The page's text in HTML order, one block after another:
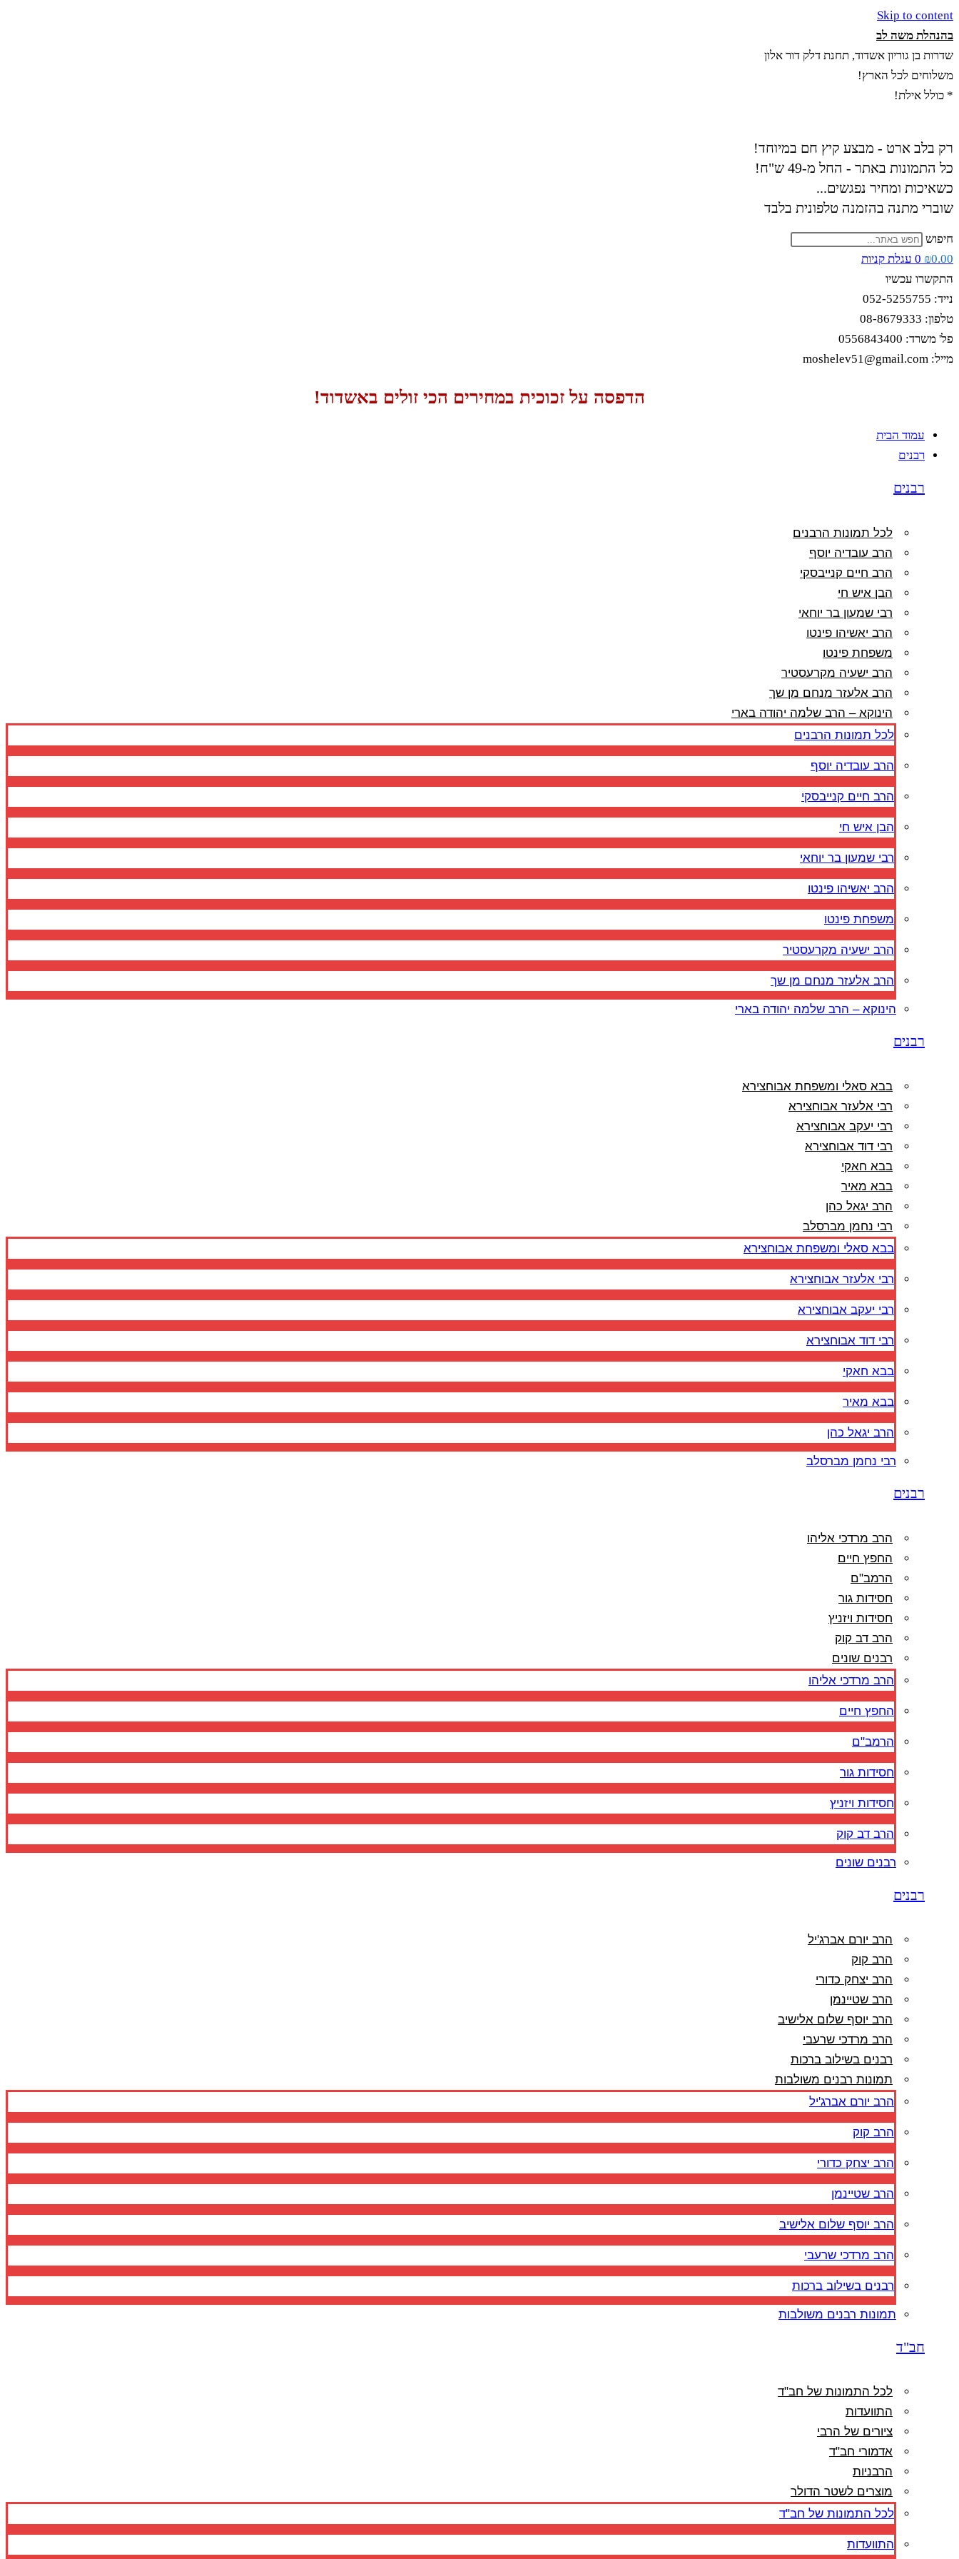
Skip to content
בהנהלת משה לב
שדרות בן גוריון אשדוד, תחנת דלק דור אלון
משלוחים לכל הארץ!
* כולל אילת!
רק בלב ארט - מבצע קיץ חם במיוחד!
כל התמונות באתר - החל מ-49 ש"ח!
כשאיכות ומחיר נפגשים...
שוברי מתנה בהזמנה טלפונית בלבד
חיפוש
₪0.00
0 עגלת קניות
התקשרו עכשיו
נייד: 052-5255755
טלפון: 08-8679333
פל' משרד: 0556843400
מייל: moshelev51@gmail.com
הדפסה על זכוכית במחירים הכי זולים באשדוד!
עמוד הבית
רבנים
רבנים
לכל תמונות הרבנים
הרב עובדיה יוסף
הרב חיים קנייבסקי
הבן איש חי
רבי שמעון בר יוחאי
הרב יאשיהו פינטו
משפחת פינטו
הרב ישעיה מקרעסטיר
הרב אלעזר מנחם מן שך
הינוקא – הרב שלמה יהודה בארי
לכל תמונות הרבנים
הרב עובדיה יוסף
הרב חיים קנייבסקי
הבן איש חי
רבי שמעון בר יוחאי
הרב יאשיהו פינטו
משפחת פינטו
הרב ישעיה מקרעסטיר
הרב אלעזר מנחם מן שך
הינוקא – הרב שלמה יהודה בארי
רבנים
בבא סאלי ומשפחת אבוחצירא
רבי אלעזר אבוחצירא
רבי יעקב אבוחצירא
רבי דוד אבוחצירא
בבא חאקי
בבא מאיר
הרב יגאל כהן
רבי נחמן מברסלב
בבא סאלי ומשפחת אבוחצירא
רבי אלעזר אבוחצירא
רבי יעקב אבוחצירא
רבי דוד אבוחצירא
בבא חאקי
בבא מאיר
הרב יגאל כהן
רבי נחמן מברסלב
רבנים
הרב מרדכי אליהו
החפץ חיים
הרמב"ם
חסידות גור
חסידות ויזניץ
הרב דב קוק
רבנים שונים
הרב מרדכי אליהו
החפץ חיים
הרמב"ם
חסידות גור
חסידות ויזניץ
הרב דב קוק
רבנים שונים
רבנים
הרב יורם אברג'יל
הרב קוק
הרב יצחק כדורי
הרב שטיינמן
הרב יוסף שלום אלישיב
הרב מרדכי שרעבי
רבנים בשילוב ברכות
תמונות רבנים משולבות
הרב יורם אברג'יל
הרב קוק
הרב יצחק כדורי
הרב שטיינמן
הרב יוסף שלום אלישיב
הרב מרדכי שרעבי
רבנים בשילוב ברכות
תמונות רבנים משולבות
חב"ד
לכל התמונות של חב"ד
התוועדות
ציורים של הרבי
אדמורי חב"ד
הרבניות
מוצרים לשטר הדולר
לכל התמונות של חב"ד
התוועדות